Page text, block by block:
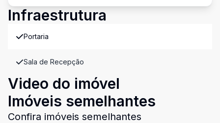
Infraestrutura
Portaria
Sala de Recepção
Video do imóvel
Imóveis semelhantes
Confira imóveis semelhantes